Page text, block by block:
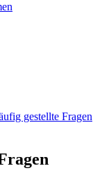
gestellte Fragen